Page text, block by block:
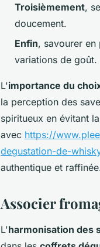
Troisièmement,
doucement.
Enfin, savourer en
variations de goût.
L'importance du
la perception des
spiritueux en évitant
avec https://
degustation-de-
authentique et
Associer
L'harmonisation des